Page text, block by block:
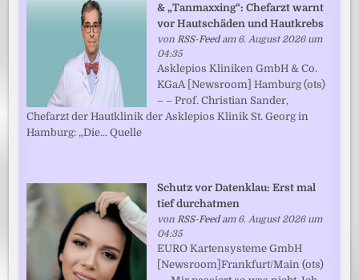
& „Tanmaxxing“: Chefarzt warnt
vor Hautschäden und Hautkrebs
von RSS-Feedam 6. August 2026 um
04:35
Asklepios Kliniken GmbH & Co.
KGaA [Newsroom] Hamburg (ots)
– – Prof. Christian Sander,
Chefarzt der Hautklinik der Asklepios Klinik St. Georg in
Hamburg: „Die... Quelle
Schutz vor Datenklau: Erst mal
tief durchatmen
von RSS-Feedam 6. August 2026 um
04:35
EURO Kartensysteme GmbH
[Newsroom]Frankfurt/Main (ots)